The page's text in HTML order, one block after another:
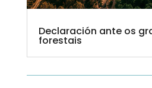
Declaración ante os
forestais